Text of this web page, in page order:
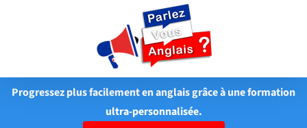
Progressez plus facilement en anglais grâce à une formation
ultra-personnalisée.